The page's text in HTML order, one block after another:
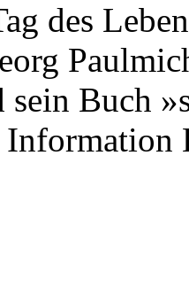
des
sein Buch
Information